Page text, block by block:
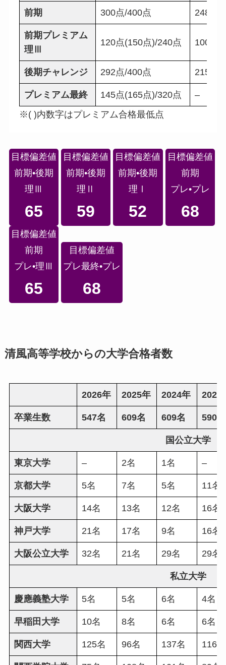
前期 300点/400点 248点/
前期プレミアム
理Ⅲ
120点(150点)/240点 100点/
後期チャレンジ 292点/400点 215点/
プレミアム最終 145点(165点)/320点
–
※( )内数字はプレミアム合格最低点
目標偏差値
前期•後期
理Ⅲ
65
目標偏差値
前期•後期
理Ⅱ
59
目標偏差値
前期•後期
理Ⅰ
52
目標偏差値
前期
プレ•プレ
68
目標偏差値
前期
プレ•理Ⅲ
65
目標偏差値
プレ最終•プレ
68
清風高等学校からの大学合格者数
2026年 2025年 2024年 2023
卒業生数 547名 609名 609名 590名
国公立大学
東京大学 – 2名 1名 –
京都大学 5名 7名 5名 11名
大阪大学 14名 13名 12名 16名
神戸大学 21名 17名 9名 16名
大阪公立大学 32名 21名 29名 29名
私立大学
慶應義塾大学 5名 5名 6名 4名
早稲田大学 10名 8名 6名 6名
関西大学 125名 96名 137名 116名